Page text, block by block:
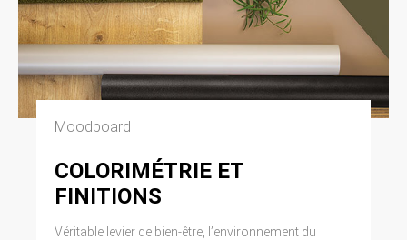
Moodboard
COLORIMÉTRIE ET
FINITIONS
Véritable levier de bien-être, l’environnement du